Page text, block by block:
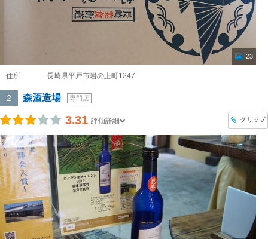
23
住所 長崎県平戸市岩の上町1247
2 森酒造場 専門店
3.31 評価詳細 クリップ